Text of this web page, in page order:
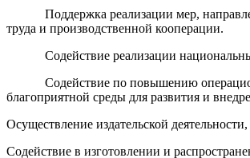
Поддержка реализации мер,
труда и производственной кооперации.
Содействие реализации национальных
Содействие по повышению
благоприятной среды для развития и
Осуществление издательской
Содействие в изготовлении и